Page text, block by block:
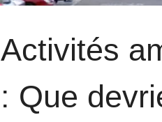
Activités
: Que